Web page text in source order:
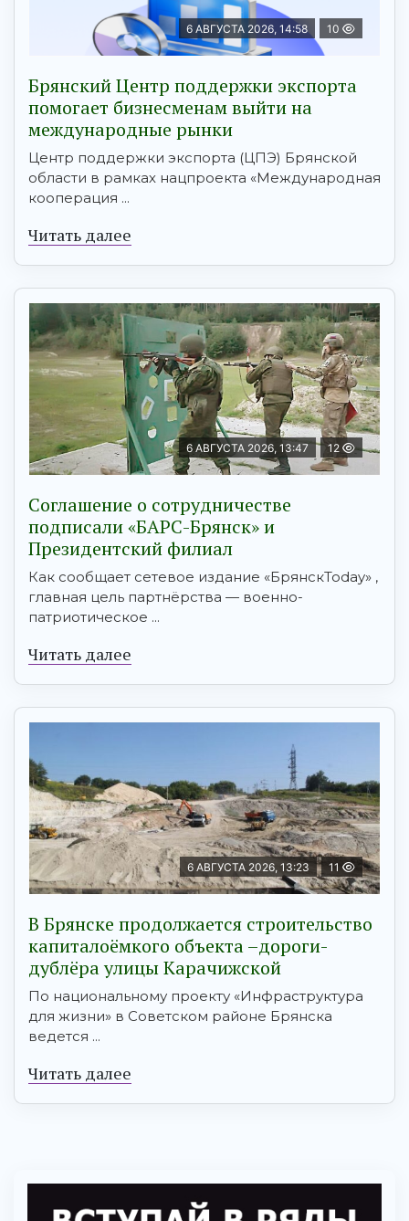
6 АВГУСТА 2026, 14:58 10
Брянский Центр поддержки экспорта
помогает бизнесменам выйти на
международные рынки
Центр поддержки экспорта (ЦПЭ) Брянской
области в рамках нацпроекта «Международная
кооперация ...
Читать далее
6 АВГУСТА 2026, 13:47 12
Соглашение о сотрудничестве
подписали «БАРС-Брянск» и
Президентский филиал
Как сообщает сетевое издание «БрянскToday» ,
главная цель партнёрства — военно-
патриотическое ...
Читать далее
6 АВГУСТА 2026, 13:23 11
В Брянске продолжается строительство
капиталоёмкого объекта –дороги-
дублёра улицы Карачижской
По национальному проекту «Инфраструктура
для жизни» в Советском районе Брянска
ведется ...
Читать далее